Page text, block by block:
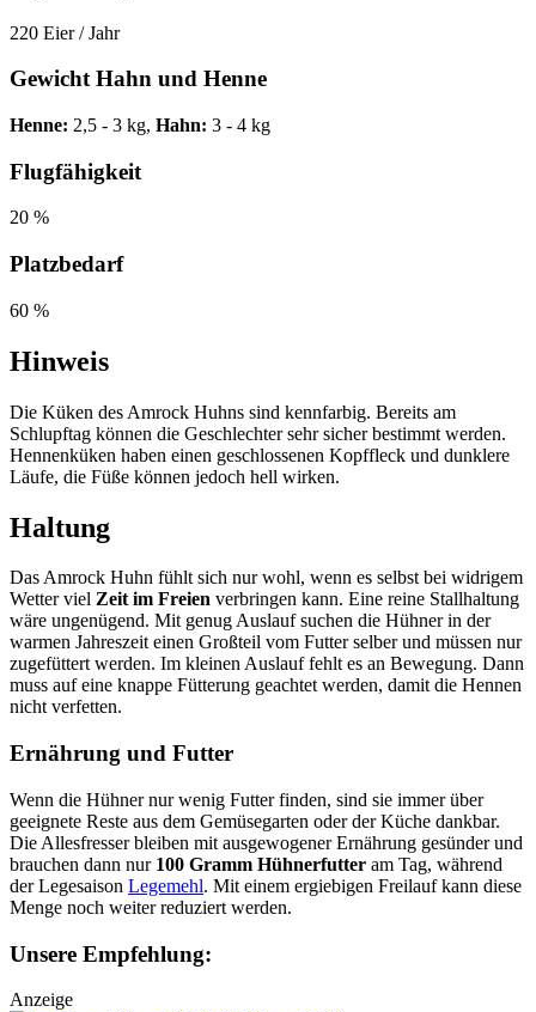
220 Eier / Jahr
Gewicht Hahn und Henne
Henne: 2,5 - 3 kg, Hahn: 3 - 4 kg
Flugfähigkeit
20 %
Platzbedarf
60 %
Hinweis
Die Küken des Amrock Huhns sind kennfarbig. Bereits am
Schlupftag können die Geschlechter sehr sicher bestimmt werden.
Hennenküken haben einen geschlossenen Kopffleck und dunklere
Läufe, die Füße können jedoch hell wirken.
Haltung
Das Amrock Huhn fühlt sich nur wohl, wenn es selbst bei widrigem
Wetter viel Zeit im Freien verbringen kann. Eine reine Stallhaltung
wäre ungenügend. Mit genug Auslauf suchen die Hühner in der
warmen Jahreszeit einen Großteil vom Futter selber und müssen nur
zugefüttert werden. Im kleinen Auslauf fehlt es an Bewegung. Dann
muss auf eine knappe Fütterung geachtet werden, damit die Hennen
nicht verfetten.
Ernährung und Futter
Wenn die Hühner nur wenig Futter finden, sind sie immer über
geeignete Reste aus dem Gemüsegarten oder der Küche dankbar.
Die Allesfresser bleiben mit ausgewogener Ernährung gesünder und
brauchen dann nur 100 Gramm Hühnerfutter am Tag, während
der Legesaison Legemehl. Mit einem ergiebigen Freilauf kann diese
Menge noch weiter reduziert werden.
Unsere Empfehlung:
Anzeige